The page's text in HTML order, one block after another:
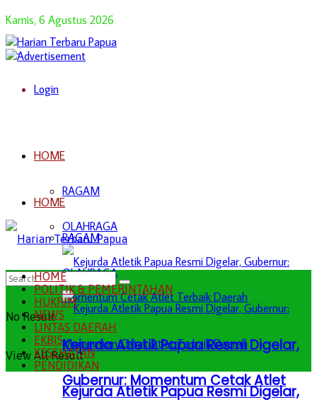
Kamis, 6 Agustus 2026
Login
HOME
RAGAM
OLAHRAGA
Kejurda Atletik Papua Resmi Digelar,
Gubernur: Momentum Cetak Atlet
HOME
RAGAM
OLAHRAGA
Kejurda Atletik Papua Resmi Digelar,
No Result
View All Result
HOME
POLITIK & PEMERINTAHAN
HUKRIM
NEWS
LINTAS DAERAH
EKBIS
KESEHATAN
PENDIDIKAN